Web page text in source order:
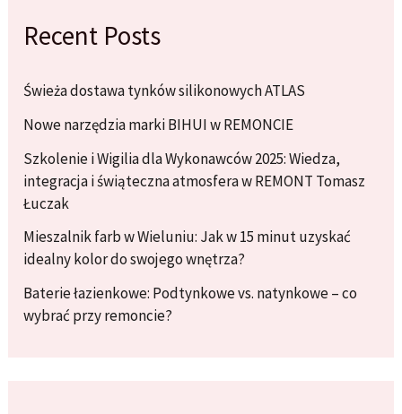
Recent Posts
Świeża dostawa tynków silikonowych ATLAS
Nowe narzędzia marki BIHUI w REMONCIE
Szkolenie i Wigilia dla Wykonawców 2025: Wiedza,
integracja i świąteczna atmosfera w REMONT Tomasz
Łuczak
Mieszalnik farb w Wieluniu: Jak w 15 minut uzyskać
idealny kolor do swojego wnętrza?
Baterie łazienkowe: Podtynkowe vs. natynkowe – co
wybrać przy remoncie?